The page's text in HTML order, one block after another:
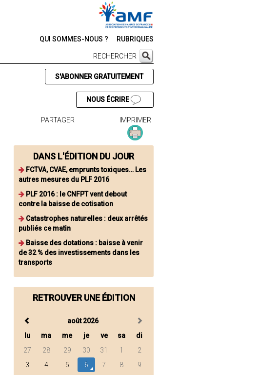
QUI SOMMES-NOUS ? RUBRIQUES
RECHERCHER
S'ABONNER GRATUITEMENT
NOUS ÉCRIRE
PARTAGER IMPRIMER
DANS L'ÉDITION DU JOUR
FCTVA, CVAE, emprunts toxiques… Les
autres mesures du PLF 2016
PLF 2016 : le CNFPT vent debout
contre la baisse de cotisation
Catastrophes naturelles : deux arrêtés
publiés ce matin
Baisse des dotations : baisse à venir
de 32 % des investissements dans les
transports
RETROUVER UNE ÉDITION
août 2026
lu
ma me je ve sa
di
27
28 29 30 31 1
2
3
4 5 6 7 8
9